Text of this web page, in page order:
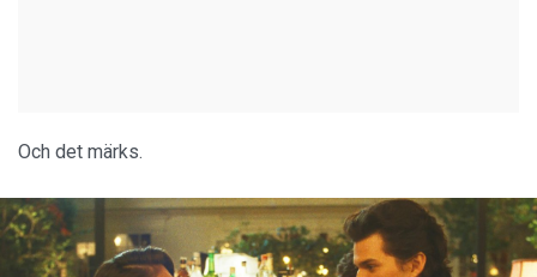
Och det märks.